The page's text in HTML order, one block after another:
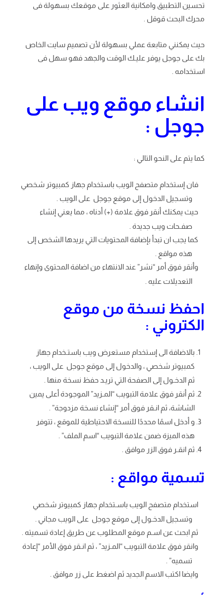
تحسين التطبيق وامكانية العثور على موقعك بسهولة فى
محرك البحث قوقل .
حيث يمكنني متابعة عملي بسهولة لأن تصميم سايت الخاص
بك على جوجل يوفر عليـك الوقت والجهد فهو سهل فى
استخدامه .
انشاء موقع ويب على
جوجل :
كما يتم على النحو التالي :
فان إستخدام متصفح الويب باستخدام جهاز كمبيوتر شخصي
وتسجيل الدخول إلى موقع جوجل على الويب .
حيث يمكنك أنقر فوق علامة (+) أدناه ، مما يعني إنشاء
صفـحات ويب جديدة .
كما يجب ان تبدأ بإضافة المحتويات التي يريدها الشخص إلى
هذه مواقع .
وأنقر فوق أمر “نشر” عند الانتهاء من اضافة المحتوى وإنهاء
التعديلات عليه .
احفظ نسخة من موقع
الكتروني :
بالاضافة الى إستخدام مستعرض ويب باستـخدام جهاز
كمبيوتر شخصي ، والدخول إلى موقع جوجل على الويب ،
ثم الدخـول إلى الصفحة التي تريـد حفظ نسخة منها .
ثم أنقر فوق علامة التبويب “المـزيد” الموجودة أعلى يمين
الشاشة، ثم انـقر فوق أمر “إنشاء نسخة مزدوجة” .
و أدخل اسمًا محددًا للنسخة الاحتياطية للموقع ، تتوفر
هذه الميزة ضمن علامة التبويب “اسم الملف” .
ثم انقـر فوق الزر موافق .
تسمية مواقع :
استخدام متصفح الويب باسـتخدام جهاز كمبيوتر شخصي
وتسجيل الدخـول إلى موقع جوجل على الويب مجاني .
ثم ابحث عن اسـم موقع المطلوب عن طريق إعادة تسميته .
وانقر فوق علامة التبويب “المـزيد” ، ثم انـقر فوق الأمر “إعادة
تسميه” .
وايضا اكتب الاسم الجديد ثم اضغط على زر موافق .